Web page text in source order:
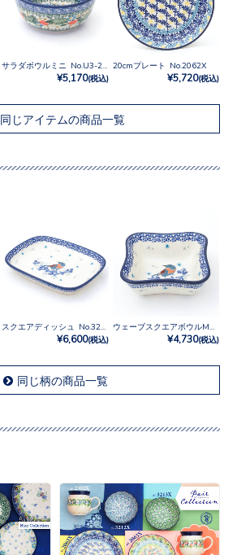
¥5,170(税込)
20cmプレート No.2062X
¥5,720(税込)
同じアイテムの商品一覧
¥6,600(税込) ¥4,730(税込)
同じ柄の商品一覧